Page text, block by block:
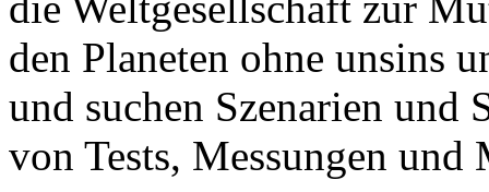
den Planeten ohne unsins
und suchen Szenarien und
von Tests, Messungen und